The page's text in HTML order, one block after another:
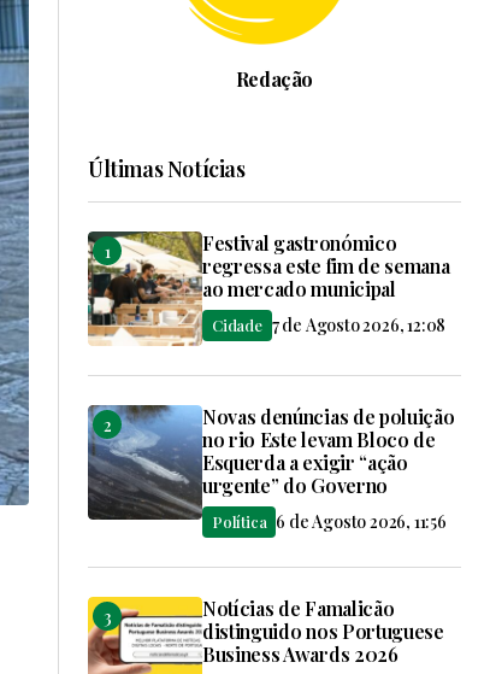
Redação
Últimas Notícias
Festival gastronómico
regressa este fim de semana
ao mercado municipal
Cidade 7 de Agosto 2026, 12:08
Novas denúncias de poluição
no rio Este levam Bloco de
Esquerda a exigir “ação
urgente” do Governo
Política 6 de Agosto 2026, 11:56
Notícias de Famalicão
distinguido nos Portuguese
Business Awards 2026